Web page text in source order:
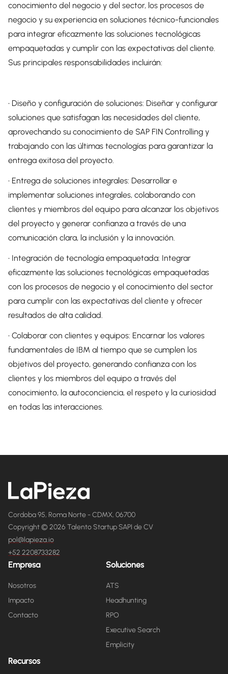
conocimiento del negocio y del sector, los procesos de
negocio y su experiencia en soluciones técnico-funcionales
para integrar eficazmente las soluciones tecnológicas
empaquetadas y cumplir con las expectativas del cliente.
Sus principales responsabilidades incluirán:
• Diseño y configuración de soluciones: Diseñar y configurar
soluciones que satisfagan las necesidades del cliente,
aprovechando su conocimiento de SAP FIN Controlling y
trabajando con las últimas tecnologías para garantizar la
entrega exitosa del proyecto.
• Entrega de soluciones integrales: Desarrollar e
implementar soluciones integrales, colaborando con
clientes y miembros del equipo para alcanzar los objetivos
del proyecto y generar confianza a través de una
comunicación clara, la inclusión y la innovación.
• Integración de tecnología empaquetada: Integrar
eficazmente las soluciones tecnológicas empaquetadas
con los procesos de negocio y el conocimiento del sector
para cumplir con las expectativas del cliente y ofrecer
resultados de alta calidad.
• Colaborar con clientes y equipos: Encarnar los valores
fundamentales de IBM al tiempo que se cumplen los
objetivos del proyecto, generando confianza con los
clientes y los miembros del equipo a través del
conocimiento, la autoconciencia, el respeto y la curiosidad
en todas las interacciones.
Cordoba 95, Roma Norte - CDMX, 06700
Copyright © 2026 Talento Startup SAPI de CV
pol@lapieza.io
+52 2208733282
Empresa
Nosotros
Impacto
Contacto
Soluciones
ATS
Headhunting
RPO
Executive Search
Emplicity
Recursos